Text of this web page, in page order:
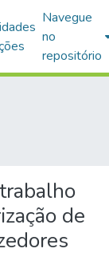
Navegue
no
repositório
de